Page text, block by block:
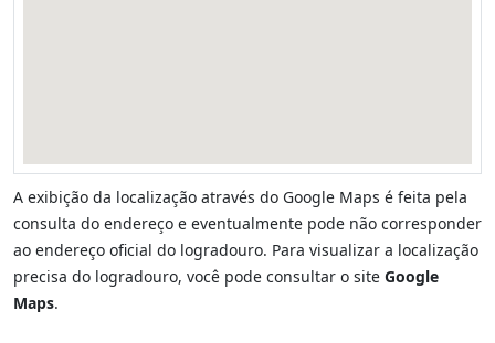
A exibição da localização através do Google Maps é feita pela
consulta do endereço e eventualmente pode não corresponder
ao endereço oficial do logradouro. Para visualizar a localização
precisa do logradouro, você pode consultar o site Google
Maps.